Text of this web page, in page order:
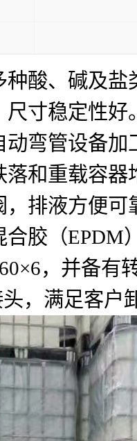
酸、碱及
尺寸稳定性好
弯管设备
落和重载容
排液方便可
胶（EPDM
，并备有
头，满足客户